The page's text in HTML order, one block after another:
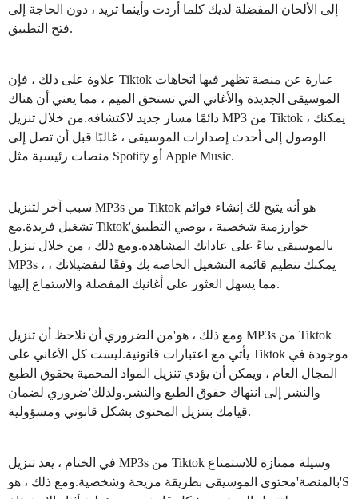
إلى الألحان المفضلة لديك كلما أردت وأينما تريد ، دون الحاجة إلى
فتح التطبيق.
علاوة على ذلك ، فإن Tiktok عبارة عن منصة تظهر فيها اتجاهات
الموسيقى الجديدة والأغاني التي تستحق الميم ، مما يعني أن هناك
دائمًا مسار جديد لاكتشافه.من خلال تنزيل MP3 من Tiktok ، يمكنك
الوصول إلى أحدث إصدارات الموسيقى ، غالبًا قبل أن تصل إلى
منصات رئيسية مثل Spotify أو Apple Music.
سبب آخر لتنزيل MP3s من Tiktok هو أنه يتيح لك إنشاء قوائم
تشغيل فريدة.مع Tiktok'خوارزمية شخصية ، يوصي التطبيق
بالموسيقى بناءً على عاداتك المشاهدة.ومع ذلك ، من خلال تنزيل
MP3s ، يمكنك تنظيم قائمة التشغيل الخاصة بك وفقًا لتفضيلاتك ،
مما يسهل العثور على أغانيك المفضلة والاستماع إليها.
ومع ذلك ، هو'من الضروري أن نلاحظ أن تنزيل MP3s من Tiktok
يأتي مع اعتبارات قانونية.ليست كل الأغاني على Tiktok موجودة في
المجال العام ، ويمكن أن يؤدي تنزيل المواد المحمية بحقوق الطبع
والنشر إلى انتهاك حقوق الطبع والنشر.ولذلك'ضروري لضمان
قيامك بتنزيل المحتوى بشكل قانوني ومسؤولية.
في الختام ، يعد تنزيل MP3s من Tiktok وسيلة ممتازة للاستمتاع
بالمنصة'محتوى الموسيقى بطريقة مريحة وشخصية.ومع ذلك ، هو'S